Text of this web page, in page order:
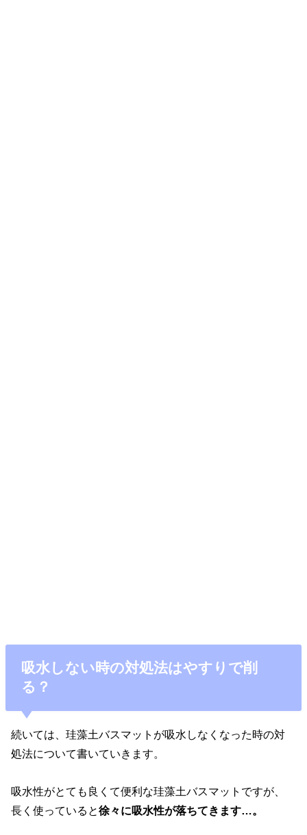
吸水しない時の対処法はやすりで削
る？
続いては、珪藻土バスマットが吸水しなくなった時の対
処法について書いていきます。
吸水性がとても良くて便利な珪藻土バスマットですが、
長く使っていると徐々に吸水性が落ちてきます…。